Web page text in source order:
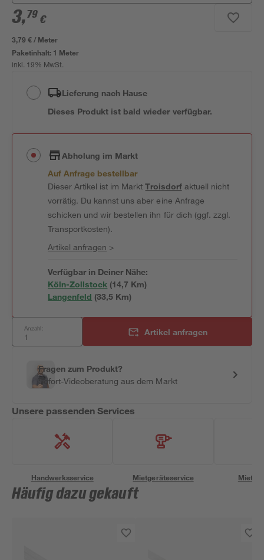
3,79 €
3,79 € / Meter
Paketinhalt: 1 Meter
inkl. 19% MwSt.
Lieferung nach Hause
Dieses Produkt ist bald wieder verfügbar.
Abholung im Markt
Auf Anfrage bestellbar
Dieser Artikel ist im MarktTroisdorfaktuell nicht
vorrätig. Du kannst uns aber eine Anfrage
schicken und wir bestellen ihn für dich (ggf. zzgl.
Transportkosten).
Artikel anfragen >
Verfügbar in Deiner Nähe:
Köln-Zollstock (14,7 Km)
Langenfeld (33,5 Km)
Anzahl: Artikel anfragen
Fragen zum Produkt?
Sofort-Videoberatung aus dem Markt
Unsere passenden Services
Handwerksservice Mietgeräteservice
Häufig dazu gekauft